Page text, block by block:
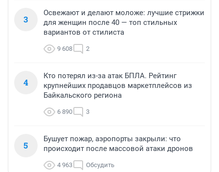
3
Освежают и делают моложе: лучшие стрижки
для женщин после 40 — топ стильных
вариантов от стилиста
9 608 2
4
Кто потерял из-за атак БПЛА. Рейтинг
крупнейших продавцов маркетплейсов из
Байкальского региона
6 890 3
5
Бушует пожар, аэропорты закрыли: что
происходит после массовой атаки дронов
4 963 Обсудить